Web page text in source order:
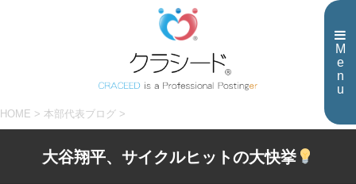
M
e
n
u
HOME > 本部代表ブログ >
大谷翔平、サイクルヒットの大快挙